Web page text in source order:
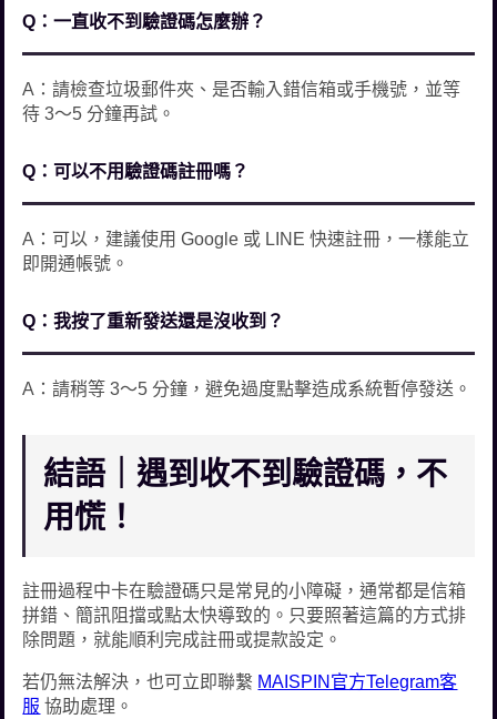
Q：一直收不到驗證碼怎麼辦？
A：請檢查垃圾郵件夾、是否輸入錯信箱或手機號，並等
待 3～5 分鐘再試。
Q：可以不用驗證碼註冊嗎？
A：可以，建議使用 Google 或 LINE 快速註冊，一樣能立
即開通帳號。
Q：我按了重新發送還是沒收到？
A：請稍等 3～5 分鐘，避免過度點擊造成系統暫停發送。
結語｜遇到收不到驗證碼，不
用慌！
註冊過程中卡在驗證碼只是常見的小障礙，通常都是信箱
拼錯、簡訊阻擋或點太快導致的。只要照著這篇的方式排
除問題，就能順利完成註冊或提款設定。
若仍無法解決，也可立即聯繫 MAISPIN官方Telegram客
服 協助處理。